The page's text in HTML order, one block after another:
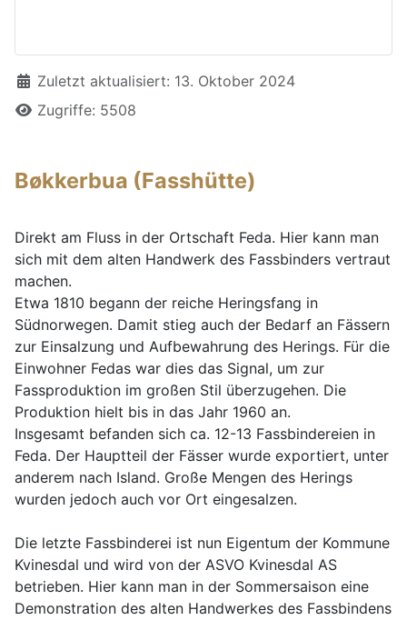
DetailsZuletzt aktualisiert: 13. Oktober 2024
Zugriffe: 5508
Bøkkerbua (Fasshütte)
Direkt am Fluss in der Ortschaft Feda. Hier kann man
sich mit dem alten Handwerk des Fassbinders vertraut
machen.
Etwa 1810 begann der reiche Heringsfang in
Südnorwegen. Damit stieg auch der Bedarf an Fässern
zur Einsalzung und Aufbewahrung des Herings. Für die
Einwohner Fedas war dies das Signal, um zur
Fassproduktion im großen Stil überzugehen. Die
Produktion hielt bis in das Jahr 1960 an.
Insgesamt befanden sich ca. 12-13 Fassbindereien in
Feda. Der Hauptteil der Fässer wurde exportiert, unter
anderem nach Island. Große Mengen des Herings
wurden jedoch auch vor Ort eingesalzen.
Die letzte Fassbinderei ist nun Eigentum der Kommune
Kvinesdal und wird von der ASVO Kvinesdal AS
betrieben. Hier kann man in der Sommersaison eine
Demonstration des alten Handwerkes des Fassbindens